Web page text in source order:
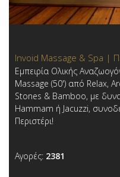
Invoid Massage & Spa |
Εμπειρία Ολικής
Massage (50') από Relax,
Stones & Bamboo, με
Hammam ή Jacuzzi,
Περιστέρι!
Αγορές: 2381